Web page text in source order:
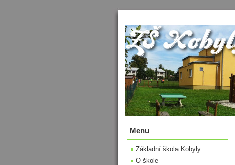
Menu
Základní škola Kobyly
O škole